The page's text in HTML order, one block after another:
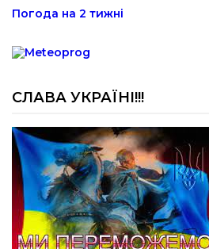
15 лип
“Респект — Гаївка”
17:07
Віра, що не згасає. Історія
Баброцяк
20:06
24 чер
Нескорена сила зі
абсолютна чемпіонка
18:06
09
чер
Традиція прикрашання
Зелені свята в Східницькій
Погода на 2 тижні
СЛАВА УКРАЇНІ!!!